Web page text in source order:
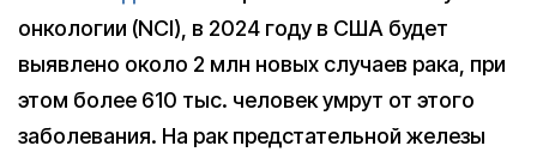
онкологии (NCI), в 2024 году в США будет
выявлено около 2 млн новых случаев рака, при
этом более 610 тыс. человек умрут от этого
заболевания. На рак предстательной железы